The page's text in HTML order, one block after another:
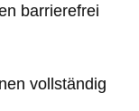
barrierefrei
vollständig